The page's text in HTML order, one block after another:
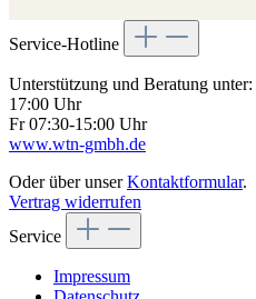
Service-Hotline
Unterstützung und Beratung unter:
17:00 Uhr
Fr 07:30-15:00 Uhr
www.wtn-gmbh.de
Oder über unserKontaktformular.
Vertrag widerrufen
Service
Impressum